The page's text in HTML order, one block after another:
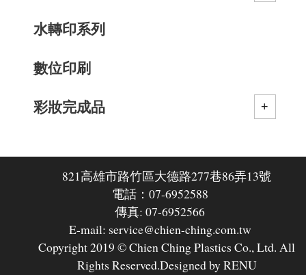
水轉印系列
數位印刷
彩妝完成品
821高雄市路竹區大德路277巷86弄13號
電話：07-6952588
傳真: 07-6952566
E-mail: service@chien-ching.com.tw
Copyright 2019 © Chien Ching Plastics Co., Ltd. All
Rights Reserved.Designed by RENU